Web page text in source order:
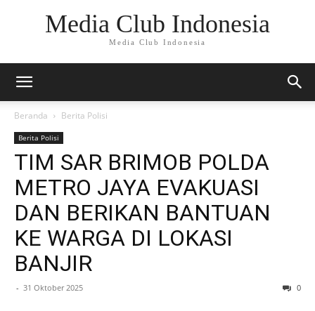
Media Club Indonesia
Media Club Indonesia
Beranda Berita Polisi
Berita Polisi
TIM SAR BRIMOB POLDA
METRO JAYA EVAKUASI
DAN BERIKAN BANTUAN
KE WARGA DI LOKASI
BANJIR
- 31 Oktober 2025 0